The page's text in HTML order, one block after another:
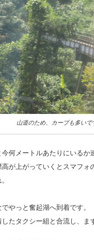
山道のため、カーブも多いで
今何メートルあたりにいるか
高が上がっていくとスマフォ
やっと奮起湖へ到着です。
たタクシー組と合流し、ま